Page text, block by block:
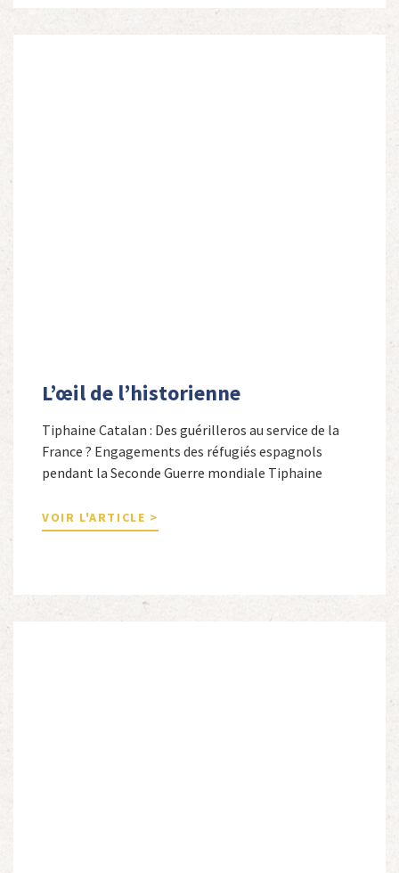
autres […]
L’œil de l’historienne
Tiphaine Catalan : Des guérilleros au service de la
France ? Engagements des réfugiés espagnols
pendant la Seconde Guerre mondiale Tiphaine
secondaire et docteure en études hispaniques. Elle
est spécialiste de l’histoire contemporaine des
VOIR L'ARTICLE >